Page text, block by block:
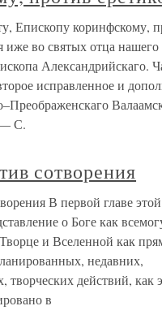
Епископу коринфскому,
иже во святых отца
Александрийскаго.
исправленное и
— С.
сотворения
В первой главе
о Боге как
и Вселенной как
недавних,
творческих действий, как
в